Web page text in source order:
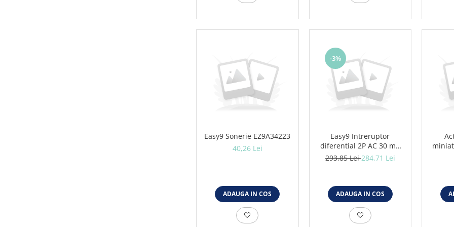
Easy9 Sonerie EZ9A34223
40,26 Lei
ADAUGA IN COS
-3%
Easy9 Intreruptor
diferential 2P AC 30 mA
63A EZ9R32263
293,85 Lei284,71 Lei
ADAUGA IN COS
A,